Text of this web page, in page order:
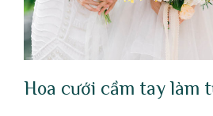
Hoa cưới cầm tay làm